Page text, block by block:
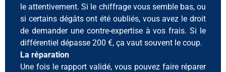
le attentivement. Si le chiffrage vous semble bas, ou
si certains dégâts ont été oubliés, vous avez le droit
de demander une contre-expertise à vos frais. Si le
différentiel dépasse 200 €, ça vaut souvent le coup.
La réparation
Une fois le rapport validé, vous pouvez faire réparer